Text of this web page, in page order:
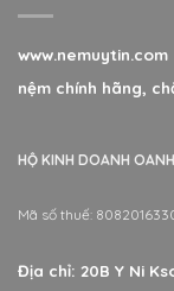
nệm chính hãng,
HỘ KINH DOANH
Mã số thuế:
Địa chỉ: 20B Y Ni